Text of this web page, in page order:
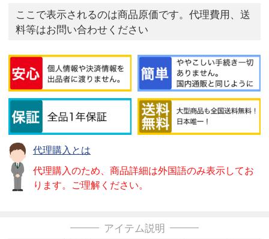
ここで表示されるのは商品原価です。代理費用、送
料等はお問い合わせください
代理購入とは
代理購入のため、商品詳細は外国語のみ表示してお
ります。ご理解ください。
アイテム説明